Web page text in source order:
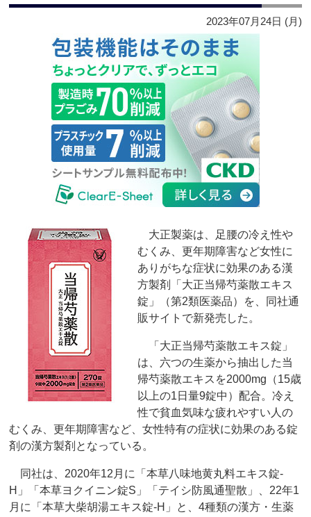
2023年07月24日 (月)
大正製薬は、足腰の冷え性や
むくみ、更年期障害など女性に
ありがちな症状に効果のある漢
方製剤「大正当帰芍薬散エキス
錠」（第2類医薬品）を、同社通
販サイトで新発売した。
「大正当帰芍薬散エキス錠」
は、六つの生薬から抽出した当
帰芍薬散エキスを2000mg（15歳
以上の1日量9錠中）配合。冷え
性で貧血気味な疲れやすい人の
むくみ、更年期障害など、女性特有の症状に効果のある錠
剤の漢方製剤となっている。
同社は、2020年12月に「本草八味地黄丸料エキス錠-
H」「本草ヨクイニン錠S」「テイシ防風通聖散」、22年1
月に「本草大柴胡湯エキス錠-H」と、4種類の漢方・生薬